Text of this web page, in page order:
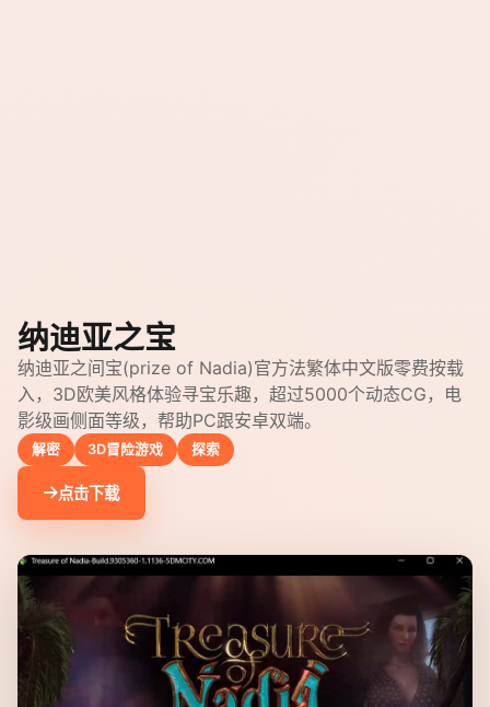
纳迪亚之宝
纳迪亚之间宝(prize of Nadia)官方法繁体中文版零费按载
入，3D欧美风格体验寻宝乐趣，超过5000个动态CG，电
影级画侧面等级，帮助PC跟安卓双端。
解密 3D冒险游戏 探索
点击下载